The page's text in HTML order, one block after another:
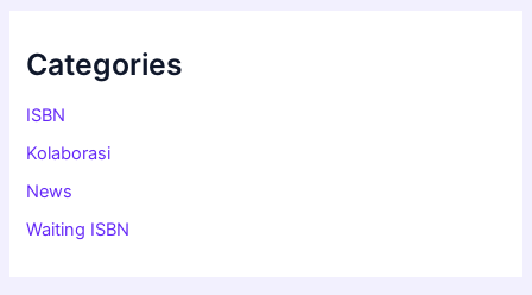
Categories
ISBN
Kolaborasi
News
Waiting ISBN